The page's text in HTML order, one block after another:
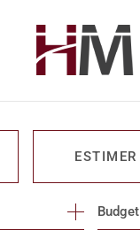
ESTIMER
Budget